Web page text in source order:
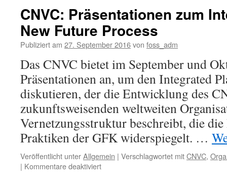
und
ich
–
Zertifizierungsbegleitung
einer
lebendigen
GFK-
Gemeinschaft
CNVC: Präsentationen zum
New Future Process
Publiziert am 27. September 2016von foss_adm
Das CNVC bietet im September und
Präsentationen an, um den Integrated
diskutieren, der die Entwicklung des
zukunftsweisenden weltweiten
Vernetzungsstruktur beschreibt, die
Praktiken der GFK widerspiegelt. …
Veröffentlicht unterAllgemein | Verschlagwortet mitCNVC,
| Kommentare deaktiviertfür